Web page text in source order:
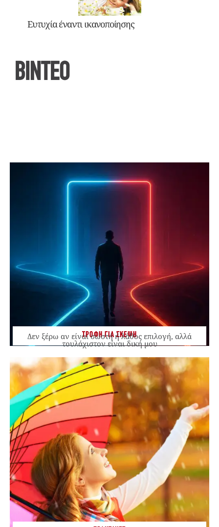
Ευτυχία έναντι ικανοποίησης
ΒΙΝΤΕΟ
ΤΡΟΦΗ ΓΙΑ ΣΚΕΨΗ
Δεν ξέρω αν είναι σωστή ή λάθος επιλογή, αλλά
τουλάχιστον είναι δική μου